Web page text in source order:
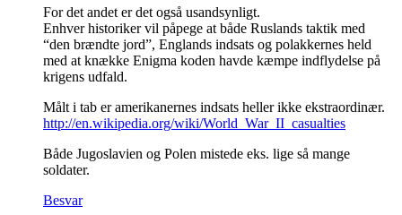
For det andet er det også usandsynligt.
Enhver historiker vil påpege at både Ruslands taktik med
“den brændte jord”, Englands indsats og polakkernes held
med at knække Enigma koden havde kæmpe indflydelse på
krigens udfald.
Målt i tab er amerikanernes indsats heller ikke ekstraordinær.
http://en.wikipedia.org/wiki/World_War_II_casualties
Både Jugoslavien og Polen mistede eks. lige så mange
soldater.
Besvar